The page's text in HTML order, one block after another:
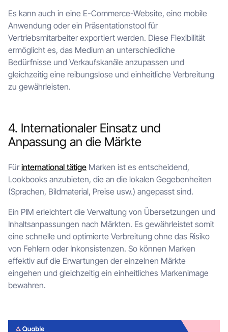
Es kann auch in eine E-Commerce-Website, eine mobile
Anwendung oder ein Präsentationstool für
Vertriebsmitarbeiter exportiert werden. Diese Flexibilität
ermöglicht es, das Medium an unterschiedliche
Bedürfnisse und Verkaufskanäle anzupassen und
gleichzeitig eine reibungslose und einheitliche Verbreitung
zu gewährleisten.
4. Internationaler Einsatz und
Anpassung an die Märkte
Fürinternational tätige Marken ist es entscheidend,
Lookbooks anzubieten, die an die lokalen Gegebenheiten
(Sprachen, Bildmaterial, Preise usw.) angepasst sind.
Ein PIM erleichtert die Verwaltung von Übersetzungen und
Inhaltsanpassungen nach Märkten. Es gewährleistet somit
eine schnelle und optimierte Verbreitung ohne das Risiko
von Fehlern oder Inkonsistenzen. So können Marken
effektiv auf die Erwartungen der einzelnen Märkte
eingehen und gleichzeitig ein einheitliches Markenimage
bewahren.